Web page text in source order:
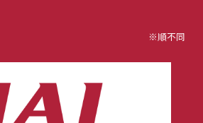
※順不同